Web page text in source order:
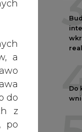
a
do
z
po
Do